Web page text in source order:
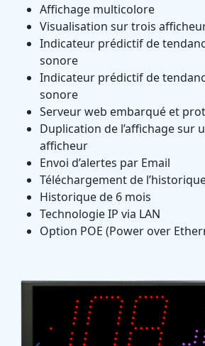
Affichage multicolore
Visualisation sur trois
Indicateur prédictif de
sonore
Indicateur prédictif de
sonore
Serveur web embarqué et
Duplication de l’affichage sur
afficheur
Envoi d’alertes par Email
Téléchargement de
Historique de 6 mois
Technologie IP via LAN
Option POE (Power over